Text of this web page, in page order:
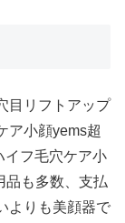
目リフトアップ
ア小顔yems超
イフ毛穴ケア小
品も多数、支払
よりも美顔器で